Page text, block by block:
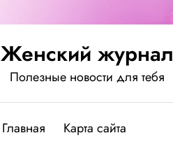
Женский журнал
Полезные новости для тебя
Главная Карта сайта